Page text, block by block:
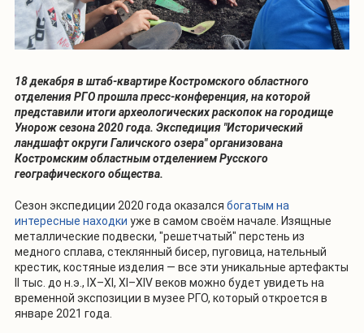
18 декабря в штаб-квартире Костромского областного
отделения РГО прошла пресс-конференция, на которой
представили итоги археологических раскопок на городище
Унорож сезона 2020 года. Экспедиция "Исторический
ландшафт округи Галичского озера" организована
Костромским областным отделением Русского
географического общества.
Сезон экспедиции 2020 года оказался богатым на
интересные находки уже в самом своём начале. Изящные
металлические подвески, "решетчатый" перстень из
медного сплава, стеклянный бисер, пуговица, нательный
крестик, костяные изделия — все эти уникальные артефакты
II тыс. до н.э., IX–XI, XI–XIV веков можно будет увидеть на
временной экспозиции в музее РГО, который откроется в
январе 2021 года.